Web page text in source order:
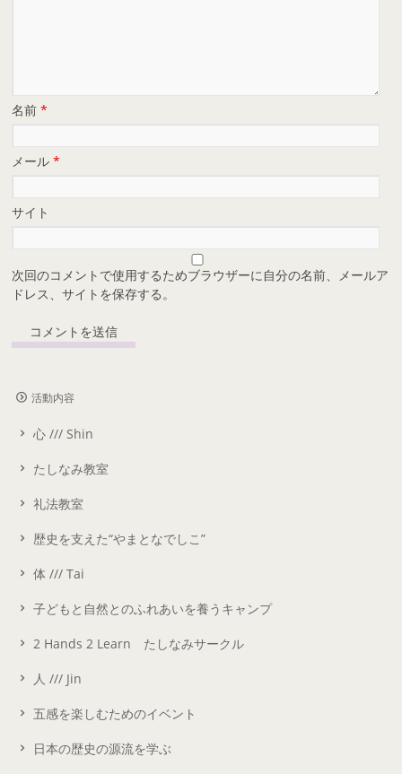
名前*
メール*
サイト
次回のコメントで使用するためブラウザーに自分の名前、メールア
ドレス、サイトを保存する。
活動内容
心 /// Shin
たしなみ教室
礼法教室
歴史を支えた“やまとなでしこ”
体 /// Tai
子どもと自然とのふれあいを養うキャンプ
2 Hands 2 Learn たしなみサークル
人 /// Jin
五感を楽しむためのイベント
日本の歴史の源流を学ぶ